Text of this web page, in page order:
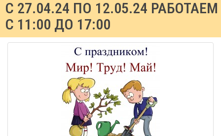
C 27.04.24 ПО 12.05.24 РАБОТАЕМ
С 11:00 ДО 17:00